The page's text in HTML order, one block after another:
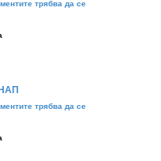
трябва да се
трябва да се